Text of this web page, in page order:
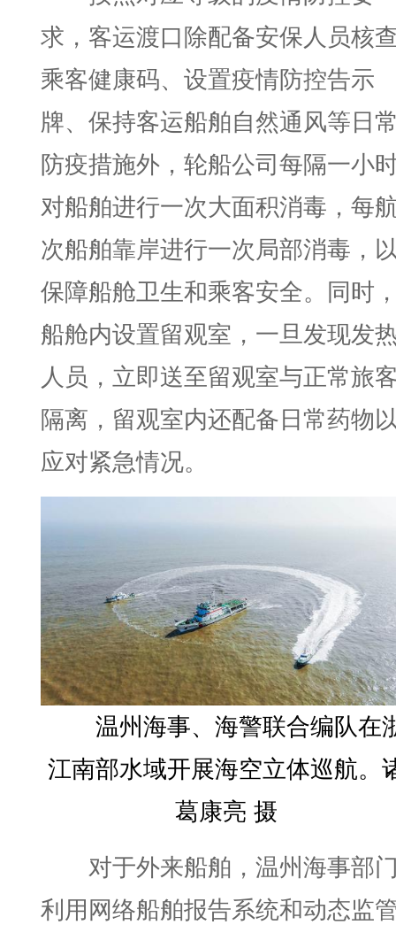
求，客运渡口除配备安保人员核
乘客健康码、设置疫情防控告示
牌、保持客运船舶自然通风等日
防疫措施外，轮船公司每隔一小
对船舶进行一次大面积消毒，每
次船舶靠岸进行一次局部消毒，
保障船舱卫生和乘客安全。同时
船舱内设置留观室，一旦发现发
人员，立即送至留观室与正常旅
隔离，留观室内还配备日常药物
应对紧急情况。
温州海事、海警联合编队在
江南部水域开展海空立体巡航。
葛康亮 摄
对于外来船舶，温州海事部
利用网络船舶报告系统和动态监